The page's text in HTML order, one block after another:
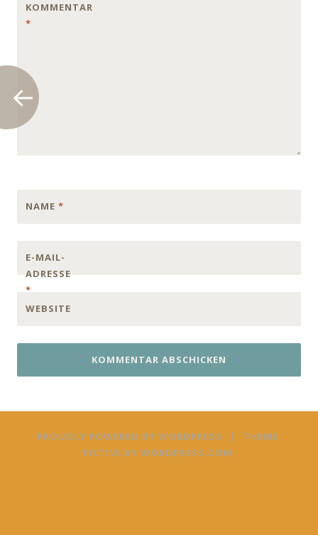
KOMMENTAR
*
NAME *
E-MAIL-
ADRESSE
*
WEBSITE
PROUDLY POWERED BY WORDPRESS |
THEME:
FICTIVE BY WORDPRESS.COM.